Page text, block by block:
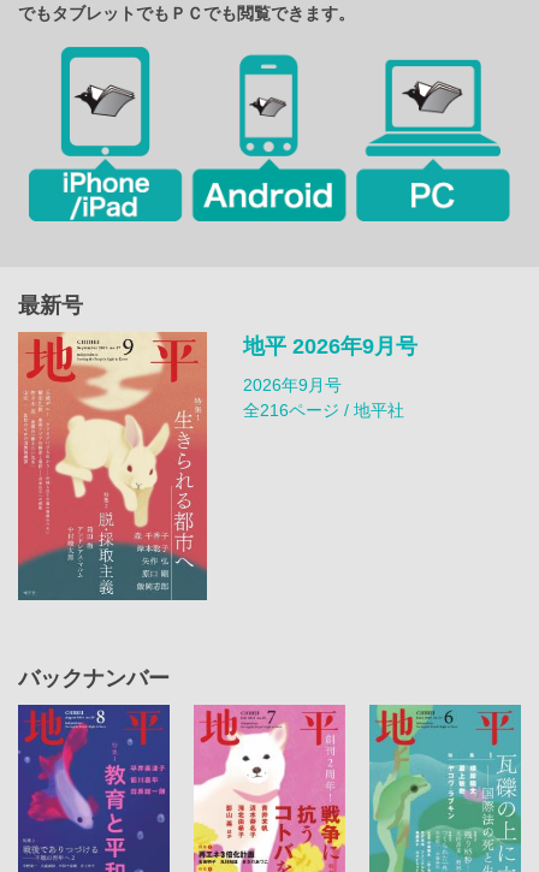
でもタブレットでもＰＣでも閲覧できます。
最新号
地平 2026年9月号
2026年9月号
全216ページ / 地平社
バックナンバー